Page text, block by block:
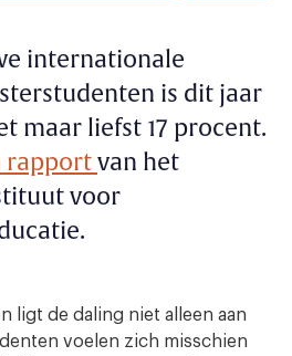
internationale
is dit jaar
maar liefst 17 procent.
rapportvan het
voor
ligt de daling niet alleen aan
voelen zich misschien